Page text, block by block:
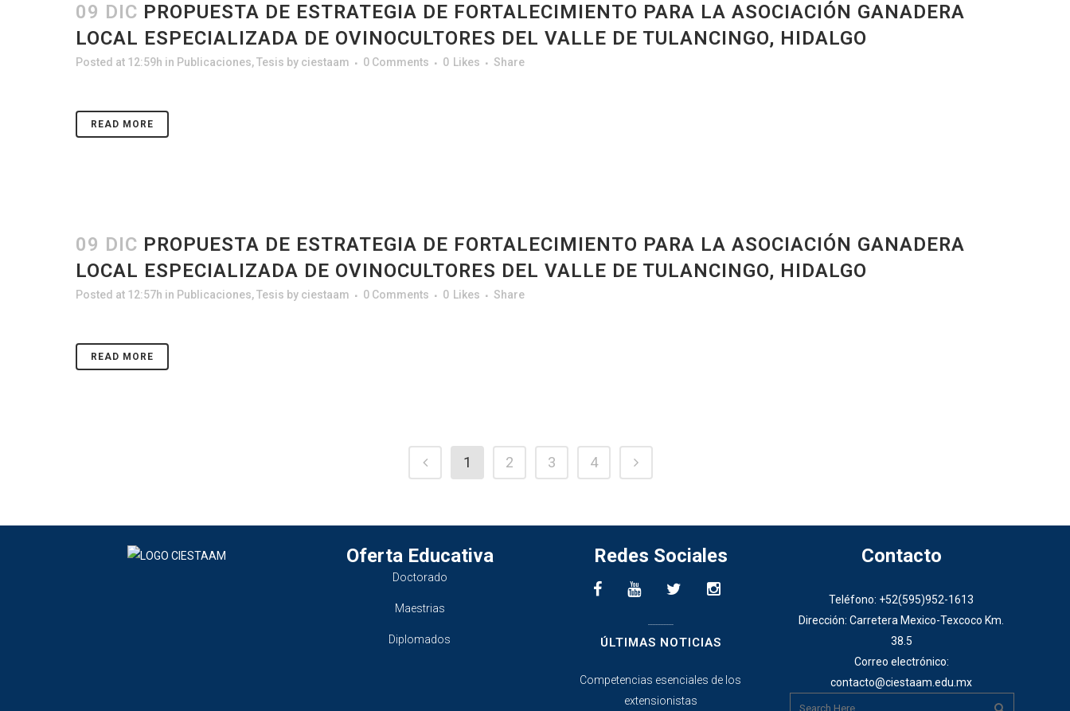
09 DIC PROPUESTA DE ESTRATEGIA DE FORTALECIMIENTO PARA LA ASOCIACIÓN GANADERA
LOCAL ESPECIALIZADA DE OVINOCULTORES DEL VALLE DE TULANCINGO, HIDALGO
Posted at 12:59h in Publicaciones,Tesis by ciestaam 0 Comments 0 Likes Share
READ MORE
09 DIC PROPUESTA DE ESTRATEGIA DE FORTALECIMIENTO PARA LA ASOCIACIÓN GANADERA
LOCAL ESPECIALIZADA DE OVINOCULTORES DEL VALLE DE TULANCINGO, HIDALGO
Posted at 12:57h in Publicaciones,Tesis by ciestaam 0 Comments 0 Likes Share
READ MORE
1 2 3 4
Oferta Educativa
Doctorado
Maestrias
Diplomados
Redes Sociales
ÚLTIMAS NOTICIAS
Competencias esenciales de los
extensionistas
Contacto
Teléfono: +52(595)952-1613
Dirección: Carretera Mexico-Texcoco Km.
38.5
Correo electrónico:
contacto@ciestaam.edu.mx